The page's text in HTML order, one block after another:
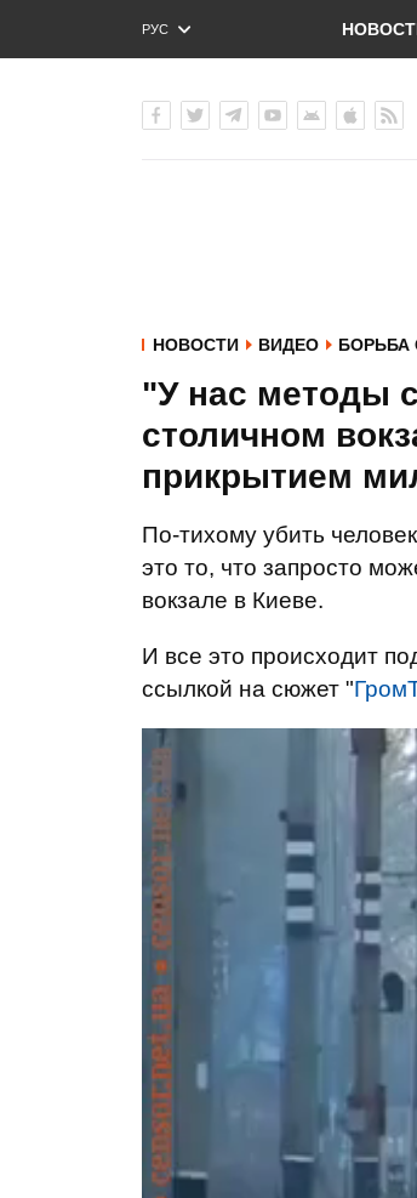
РУС
ENG
НОВОСТИ ВИДЕО БОРЬБА
"У нас методы
столичном
прикрытием
По-тихому убить
это то, что запросто
вокзале в Киеве.
И все это происходит
ссылкой на сюжет "